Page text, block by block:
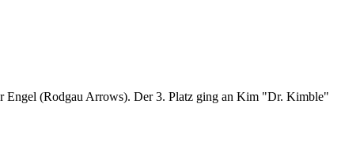
Engel (Rodgau Arrows). Der 3. Platz ging an Kim "Dr. Kimble"